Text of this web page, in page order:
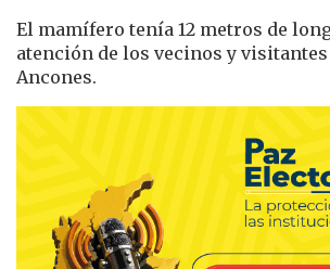
El mamífero tenía 12 metros de
atención de los vecinos y visitantes
Ancones.